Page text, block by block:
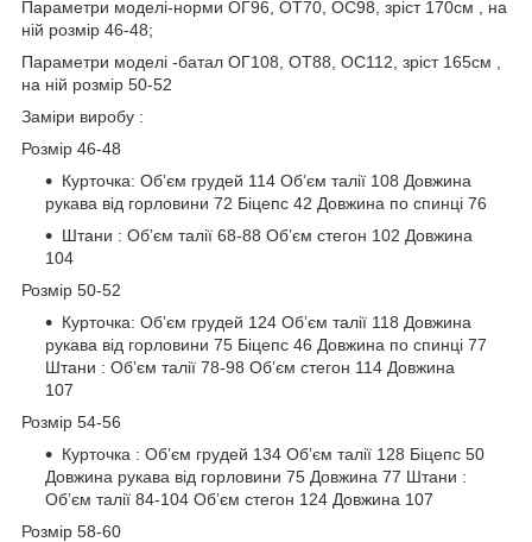
Параметри моделі-норми ОГ96, ОТ70, ОС98, зріст 170см , на
ній розмір 46-48;
Параметри моделі -батал ОГ108, ОТ88, ОС112, зріст 165см ,
на ній розмір 50-52
Заміри виробу :
Розмір 46-48
Курточка: Обʼєм грудей 114 Обʼєм талії 108 Довжина
рукава від горловини 72 Біцепс 42 Довжина по спинці 76
Штани : Обʼєм талії 68-88 Обʼєм стегон 102 Довжина
104
Розмір 50-52
Курточка: Обʼєм грудей 124 Обʼєм талії 118 Довжина
рукава від горловини 75 Біцепс 46 Довжина по спинці 77
Штани : Обʼєм талії 78-98 Обʼєм стегон 114 Довжина
107
Розмір 54-56
Курточка : Обʼєм грудей 134 Обʼєм талії 128 Біцепс 50
Довжина рукава від горловини 75 Довжина 77 Штани :
Обʼєм талії 84-104 Обʼєм стегон 124 Довжина 107
Розмір 58-60